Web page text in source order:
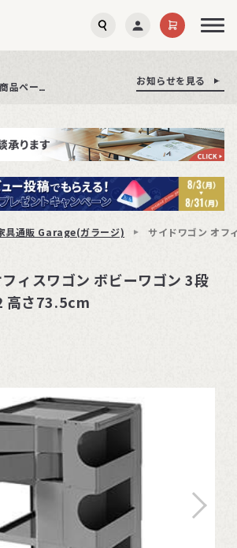
お知らせを見る
知らせ お知らせを見る
サイト障害のお知らせ(商品ページが正常に表示されない事象発生)
お知らせを見る
具通販 Garage(ガラージ) サイドワゴン オフ
ィスワゴン ボビーワゴン 3段
高さ73.5cm